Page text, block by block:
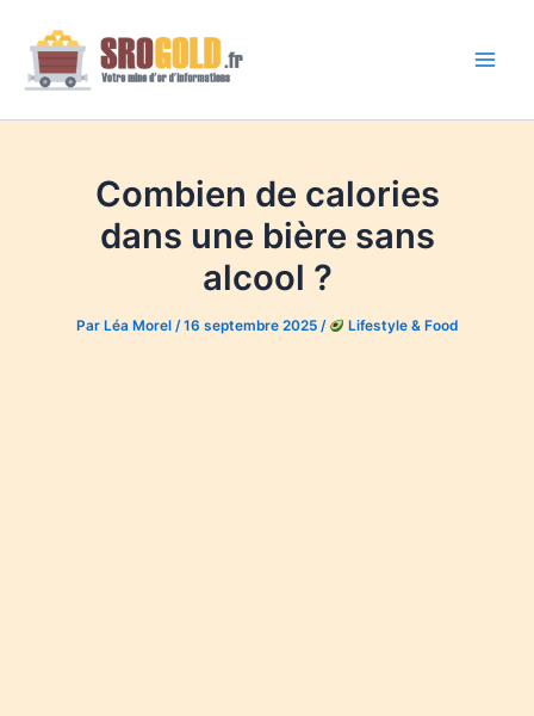
contenu
Combien de calories
dans une bière sans
alcool ?
Par Léa Morel /16 septembre 2025 / Lifestyle & Food